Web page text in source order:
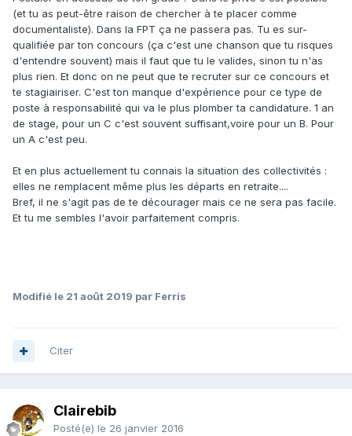
(et tu as peut-être raison de chercher à te placer comme
documentaliste). Dans la FPT ça ne passera pas. Tu es sur-
qualifiée par ton concours (ça c'est une chanson que tu risques
d'entendre souvent) mais il faut que tu le valides, sinon tu n'as
plus rien. Et donc on ne peut que te recruter sur ce concours et
te stagiairiser. C'est ton manque d'expérience pour ce type de
poste à responsabilité qui va le plus plomber ta candidature. 1 an
de stage, pour un C c'est souvent suffisant,voire pour un B. Pour
un A c'est peu.
Et en plus actuellement tu connais la situation des collectivités :
elles ne remplacent même plus les départs en retraite....
Bref, il ne s'agit pas de te décourager mais ce ne sera pas facile.
Et tu me sembles l'avoir parfaitement compris.
Modifié le 21 août 2019 par Ferris
Citer
Clairebib
Posté(e) le 26 janvier 2016